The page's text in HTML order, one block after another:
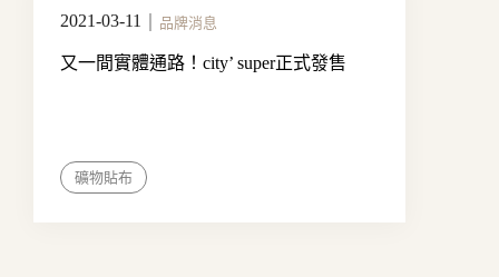
2021-03-11 品牌消息
又一間實體通路！city’ super正式發售
礦物貼布